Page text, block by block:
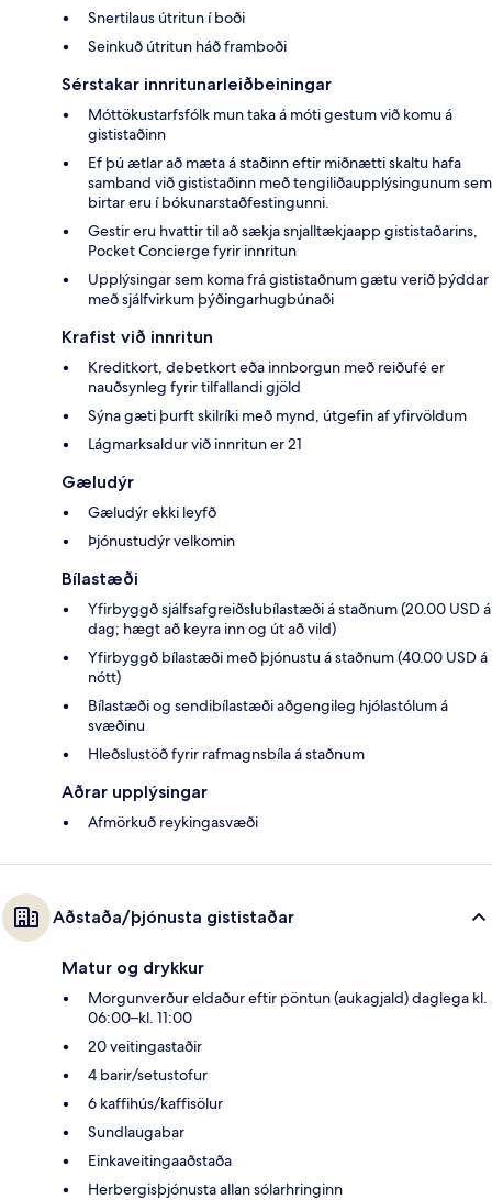
Snertilaus útritun í boði
Seinkuð útritun háð framboði
Sérstakar innritunarleiðbeiningar
Móttökustarfsfólk mun taka á móti gestum við komu á
gististaðinn
Ef þú ætlar að mæta á staðinn eftir miðnætti skaltu hafa
samband við gististaðinn með tengiliðaupplýsingunum sem
birtar eru í bókunarstaðfestingunni.
Gestir eru hvattir til að sækja snjalltækjaapp gististaðarins,
Pocket Concierge fyrir innritun
Upplýsingar sem koma frá gististaðnum gætu verið þýddar
með sjálfvirkum þýðingarhugbúnaði
Krafist við innritun
Kreditkort, debetkort eða innborgun með reiðufé er
nauðsynleg fyrir tilfallandi gjöld
Sýna gæti þurft skilríki með mynd, útgefin af yfirvöldum
Lágmarksaldur við innritun er 21
Gæludýr
Gæludýr ekki leyfð
Þjónustudýr velkomin
Bílastæði
Yfirbyggð sjálfsafgreiðslubílastæði á staðnum (20.00 USD á
dag; hægt að keyra inn og út að vild)
Yfirbyggð bílastæði með þjónustu á staðnum (40.00 USD á
nótt)
Bílastæði og sendibílastæði aðgengileg hjólastólum á
svæðinu
Hleðslustöð fyrir rafmagnsbíla á staðnum
Aðrar upplýsingar
Afmörkuð reykingasvæði
Aðstaða/þjónusta gististaðar
Matur og drykkur
Morgunverður eldaður eftir pöntun (aukagjald) daglega kl.
06:00–kl. 11:00
20 veitingastaðir
4 barir/setustofur
6 kaffihús/kaffisölur
Sundlaugabar
Einkaveitingaaðstaða
Herbergisþjónusta allan sólarhringinn